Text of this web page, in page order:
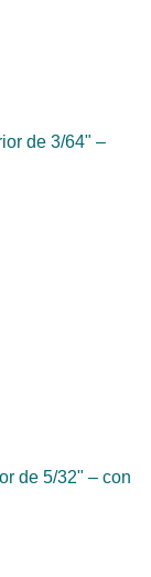
de 3/64" –
de 5/32" – con